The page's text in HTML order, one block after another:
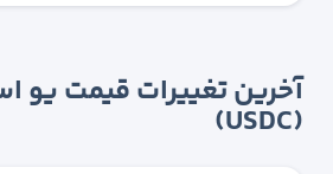
آخرین تغییرات قیمت
(USDC)